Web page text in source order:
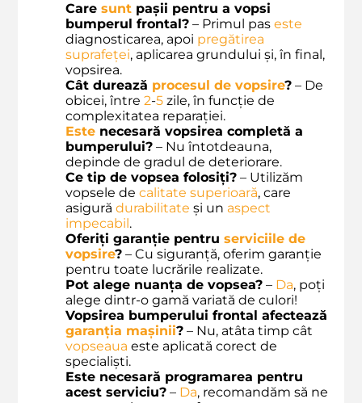
Care sunt pașii pentru a vopsi
bumperul frontal? – Primul pas este
diagnosticarea, apoi pregătirea
suprafeței, aplicarea grundului și, în final,
vopsirea.
Cât durează procesul de vopsire? – De
obicei, între 2-5 zile, în funcție de
complexitatea reparației.
Este necesară vopsirea completă a
bumperului? – Nu întotdeauna,
depinde de gradul de deteriorare.
Ce tip de vopsea folosiți? – Utilizăm
vopsele de calitate superioară, care
asigură durabilitate și un aspect
impecabil .
Oferiți garanție pentru serviciile de
vopsire? – Cu siguranță, oferim garanție
pentru toate lucrările realizate.
Pot alege nuanța de vopsea? – Da, poți
alege dintr-o gamă variată de culori!
Vopsirea bumperului frontal afectează
garanția mașinii? – Nu, atâta timp cât
vopseaua este aplicată corect de
specialiști.
Este necesară programarea pentru
acest serviciu? – Da, recomandăm să ne